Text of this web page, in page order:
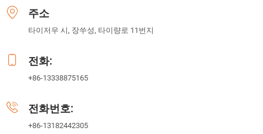
주소
타이저우 시, 장쑤성, 타이량로 11번지
전화:
+86-13338875165
전화번호:
+86-13182442305